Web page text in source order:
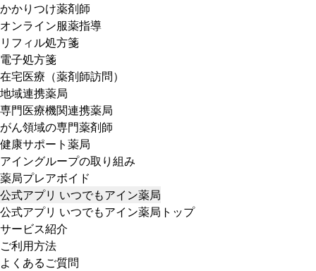
かかりつけ薬剤師
オンライン服薬指導
リフィル処方箋
電子処方箋
在宅医療（薬剤師訪問）
地域連携薬局
専門医療機関連携薬局
がん領域の専門薬剤師
健康サポート薬局
アイングループの取り組み
薬局プレアボイド
公式アプリ いつでもアイン薬局
公式アプリ いつでもアイン薬局トップ
サービス紹介
ご利用方法
よくあるご質問